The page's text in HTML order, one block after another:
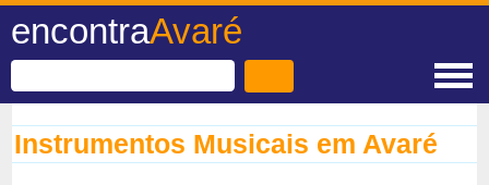
encontraAvaré
Instrumentos Musicais em Avaré